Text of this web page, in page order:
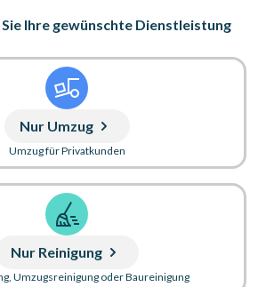
Ihre gewünschte Dienstleistung
Nur Umzug
Umzug für Privatkunden
Nur Reinigung
Umzugsreinigung oder Baureinigung